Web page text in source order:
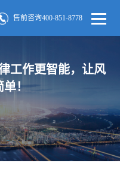
售前咨询400-851-8778
工作更智能，让风
单！